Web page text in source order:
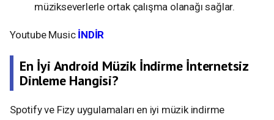
müzikseverlerle ortak çalışma olanağı sağlar.
Youtube Music İNDİR
En İyi Android Müzik İndirme İnternetsiz
Dinleme Hangisi?
Spotify ve Fizy uygulamaları en iyi müzik indirme